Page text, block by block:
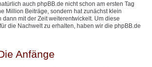
auch phpBB.de nicht schon am ersten Tag
Million Beiträge, sondern hat zunächst klein
mit der Zeit weiterentwickelt. Um diese
die Nachwelt zu erhalten, haben wir die phpBB.de
Anfänge